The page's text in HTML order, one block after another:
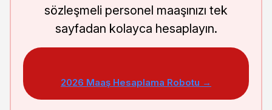
sözleşmeli personel maaşınızı tek
sayfadan kolayca hesaplayın.
2026 Maaş Hesaplama Robotu →